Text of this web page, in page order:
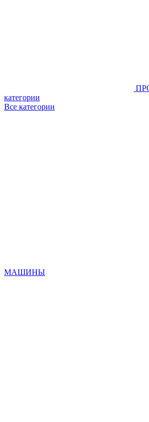
категории
Все категории
МАШИНЫ